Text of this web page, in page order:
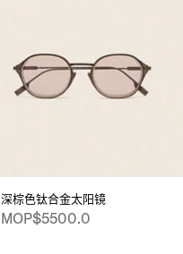
深棕色钛合金太阳镜
MOP$5500.0